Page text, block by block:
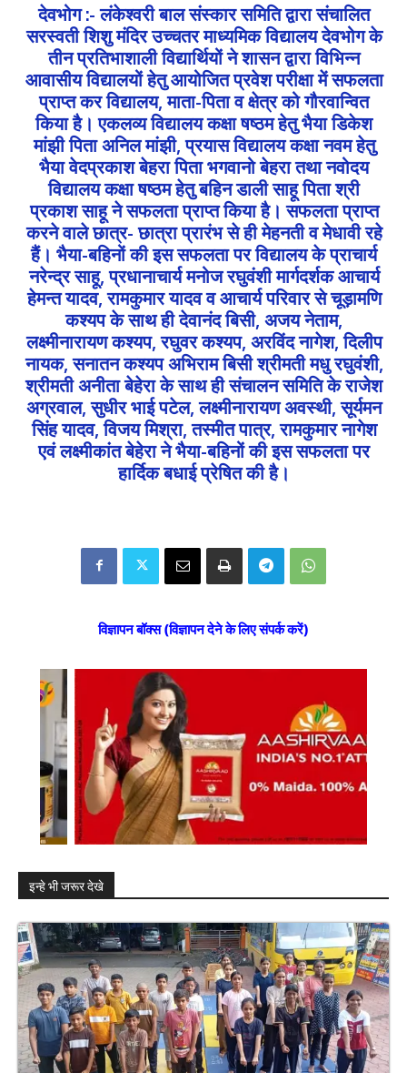
देवभोग :- लंकेश्वरी बाल संस्कार समिति द्वारा संचालित
सरस्वती शिशु मंदिर उच्चतर माध्यमिक विद्यालय देवभोग के
तीन प्रतिभाशाली विद्यार्थियों ने शासन द्वारा विभिन्न
आवासीय विद्यालयों हेतु आयोजित प्रवेश परीक्षा में सफलता
प्राप्त कर विद्यालय, माता-पिता व क्षेत्र को गौरवान्वित
किया है। एकलव्य विद्यालय कक्षा षष्ठम हेतु भैया डिकेश
मांझी पिता अनिल मांझी, प्रयास विद्यालय कक्षा नवम हेतु
भैया वेदप्रकाश बेहरा पिता भगवानो बेहरा तथा नवोदय
विद्यालय कक्षा षष्ठम हेतु बहिन डाली साहू पिता श्री
प्रकाश साहू ने सफलता प्राप्त किया है। सफलता प्राप्त
करने वाले छात्र- छात्रा प्रारंभ से ही मेहनती व मेधावी रहे
हैं। भैया-बहिनों की इस सफलता पर विद्यालय के प्राचार्य
नरेन्द्र साहू, प्रधानाचार्य मनोज रघुवंशी मार्गदर्शक आचार्य
हेमन्त यादव, रामकुमार यादव व आचार्य परिवार से चूड़ामणि
कश्यप के साथ ही देवानंद बिसी, अजय नेताम,
लक्ष्मीनारायण कश्यप, रघुवर कश्यप, अरविंद नागेश, दिलीप
नायक, सनातन कश्यप अभिराम बिसी श्रीमती मधु रघुवंशी,
श्रीमती अनीता बेहेरा के साथ ही संचालन समिति के राजेश
अग्रवाल, सुधीर भाई पटेल, लक्ष्मीनारायण अवस्थी, सूर्यमन
सिंह यादव, विजय मिश्रा, तस्मीत पात्र, रामकुमार नागेश
एवं लक्ष्मीकांत बेहेरा ने भैया-बहिनों की इस सफलता पर
हार्दिक बधाई प्रेषित की है।
विज्ञापन बॉक्स (विज्ञापन देने के लिए संपर्क करें)
इन्हे भी जरूर देखे